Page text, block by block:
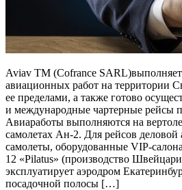
Aviav TM (Cofrance
авиационных работ на территории
ее пределами, а также готово
и международные чартерные рейсы
Авиаработы выполняются на
самолетах Ан-2. Для рейсов деловой
самолеты, оборудованные VIP-
12 «Pilatus» (производство
эксплуатирует аэродром
посадочной полосы […]